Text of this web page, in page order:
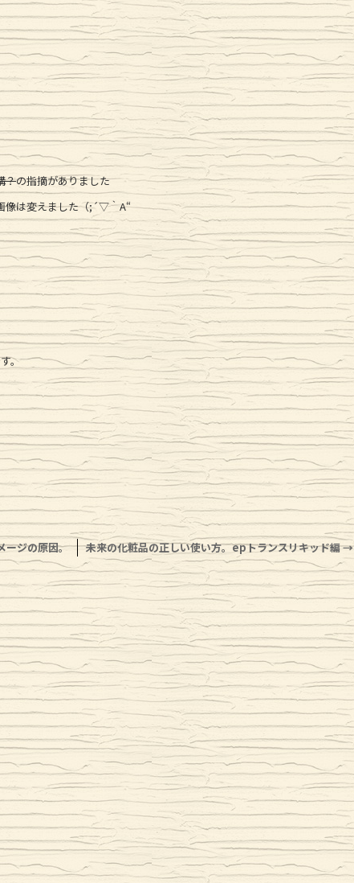
？の指摘がありました
像は変えました（;´▽｀A“
。
ージの原因。 未来の化粧品の正しい使い方。epトランスリキッド編→